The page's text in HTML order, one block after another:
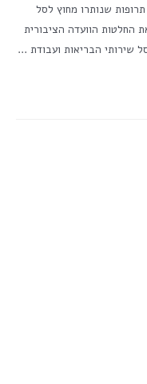
שנותרו מחוץ לסל
הוועדה הציבורית